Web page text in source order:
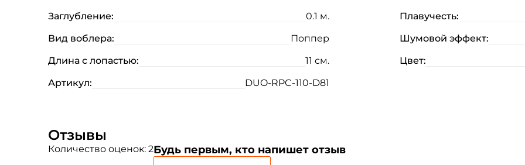
Заглубление:
0.1 м.
Плавучесть:
Вид воблера:
Поппер
Шумовой эффект:
Длина с лопастью:
11 см.
Цвет:
Артикул:
DUO-RPC-110-D81
Отзывы
Количество оценок: 2Будь первым, кто напишет отзыв